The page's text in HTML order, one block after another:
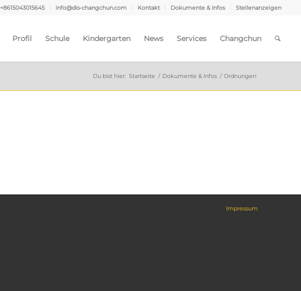
+8615043015645 info@dis-changchun.com Kontakt Dokumente & Infos Stellenanzeigen
Profil Schule Kindergarten News Services Changchun
Du bist hier: Startseite / Dokumente & Infos / Ordnungen
Impressum